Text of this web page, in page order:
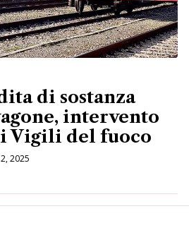
di sostanza
intervento
Vigili del fuoco
2025